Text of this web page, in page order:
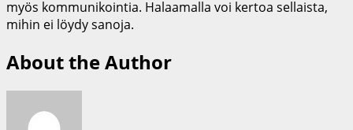
myös kommunikointia. Halaamalla voi kertoa sellaista,
mihin ei löydy sanoja.
About the Author